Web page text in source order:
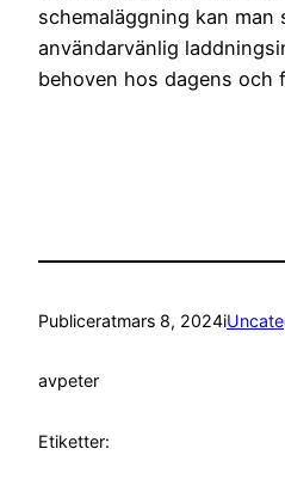
schemaläggning kan man
användarvänlig
behoven hos dagens och
Publiceratmars 8, 2024i
avpeter
Etiketter: